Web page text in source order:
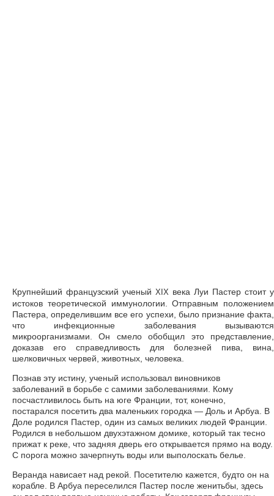
Крупнейший французский ученый XIX века Луи Пастер стоит у
истоков теоретической иммунологии. Отправным положением
Пастера, определившим все его успехи, было признание факта,
что инфекционные заболевания вызываются
микроорганизмами. Он смело обобщил это представление,
доказав его справедливость для болезней пива, вина,
шелковичных червей, животных, человека.
Познав эту истину, ученый использовал виновников
заболеваний в борьбе с самими заболеваниями. Кому
посчастливилось быть на юге Франции, тот, конечно,
постарался посетить два маленьких городка — Доль и Арбуа. В
Доле родился Пастер, один из самых великих людей Франции.
Родился в небольшом двухэтажном домике, который так тесно
прижат к реке, что задняя дверь его открывается прямо на воду.
С порога можно зачерпнуть воды или выполоскать белье.
Веранда нависает над рекой. Посетителю кажется, будто он на
корабле. В Арбуа переселился Пастер после женитьбы, здесь